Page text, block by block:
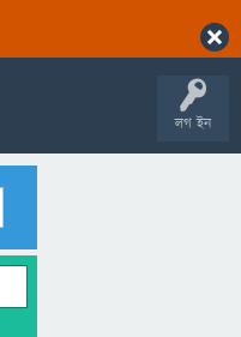
লগ ইন